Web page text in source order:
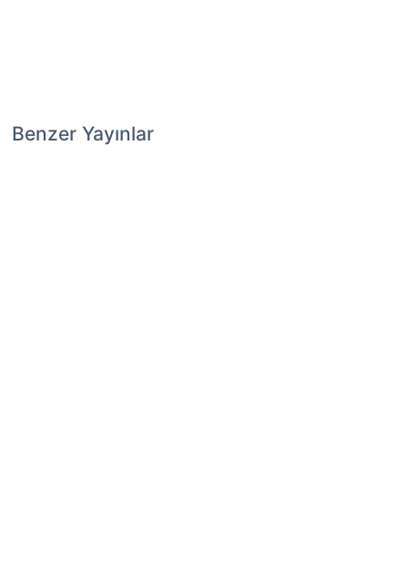
Benzer Yayınlar